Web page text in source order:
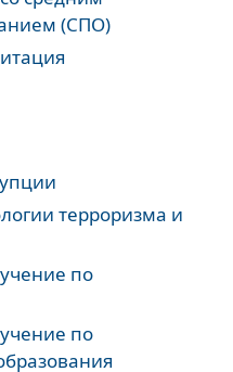
(СПО)
терроризма и
по
по